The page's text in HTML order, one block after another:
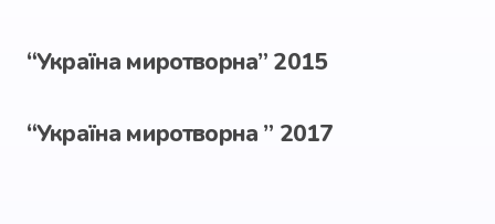
“Україна миротворна” 2015
“Україна миротворна ” 2017